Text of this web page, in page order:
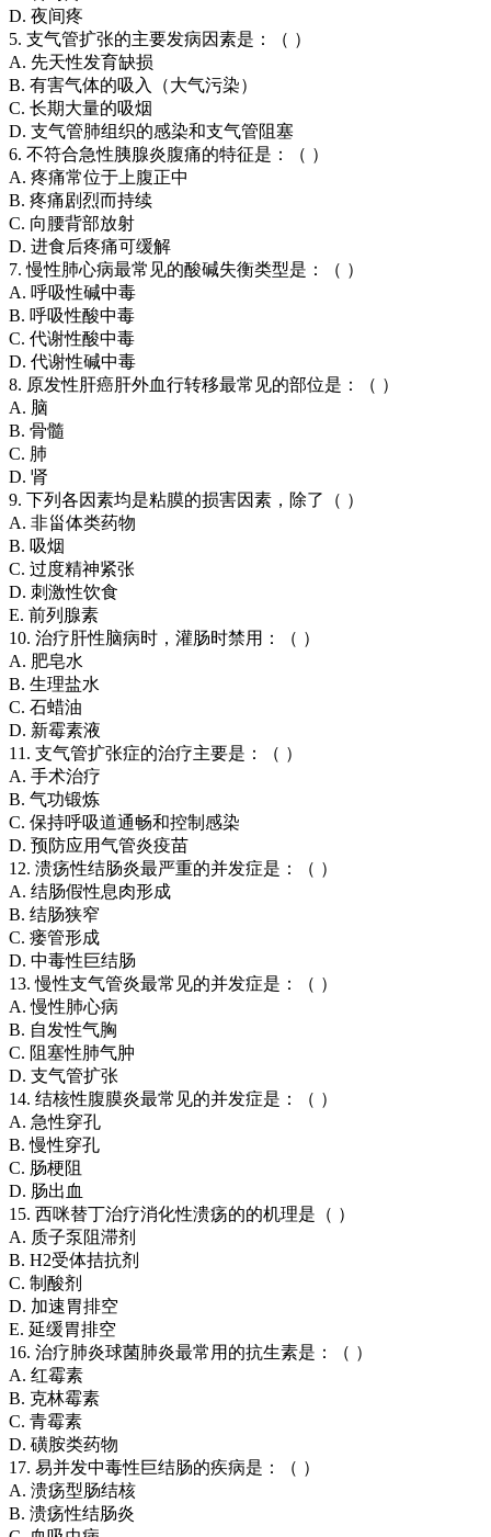
D. 夜间疼
5. 支气管扩张的主要发病因素是：（ ）
A. 先天性发育缺损
B. 有害气体的吸入（大气污染）
C. 长期大量的吸烟
D. 支气管肺组织的感染和支气管阻塞
6. 不符合急性胰腺炎腹痛的特征是：（ ）
A. 疼痛常位于上腹正中
B. 疼痛剧烈而持续
C. 向腰背部放射
D. 进食后疼痛可缓解
7. 慢性肺心病最常见的酸碱失衡类型是：（ ）
A. 呼吸性碱中毒
B. 呼吸性酸中毒
C. 代谢性酸中毒
D. 代谢性碱中毒
8. 原发性肝癌肝外血行转移最常见的部位是：（ ）
A. 脑
B. 骨髓
C. 肺
D. 肾
9. 下列各因素均是粘膜的损害因素，除了（ ）
A. 非甾体类药物
B. 吸烟
C. 过度精神紧张
D. 刺激性饮食
E. 前列腺素
10. 治疗肝性脑病时，灌肠时禁用：（ ）
A. 肥皂水
B. 生理盐水
C. 石蜡油
D. 新霉素液
11. 支气管扩张症的治疗主要是：（ ）
A. 手术治疗
B. 气功锻炼
C. 保持呼吸道通畅和控制感染
D. 预防应用气管炎疫苗
12. 溃疡性结肠炎最严重的并发症是：（ ）
A. 结肠假性息肉形成
B. 结肠狭窄
C. 瘘管形成
D. 中毒性巨结肠
13. 慢性支气管炎最常见的并发症是：（ ）
A. 慢性肺心病
B. 自发性气胸
C. 阻塞性肺气肿
D. 支气管扩张
14. 结核性腹膜炎最常见的并发症是：（ ）
A. 急性穿孔
B. 慢性穿孔
C. 肠梗阻
D. 肠出血
15. 西咪替丁治疗消化性溃疡的的机理是（ ）
A. 质子泵阻滞剂
B. H2受体拮抗剂
C. 制酸剂
D. 加速胃排空
E. 延缓胃排空
16. 治疗肺炎球菌肺炎最常用的抗生素是：（ ）
A. 红霉素
B. 克林霉素
C. 青霉素
D. 磺胺类药物
17. 易并发中毒性巨结肠的疾病是：（ ）
A. 溃疡型肠结核
B. 溃疡性结肠炎